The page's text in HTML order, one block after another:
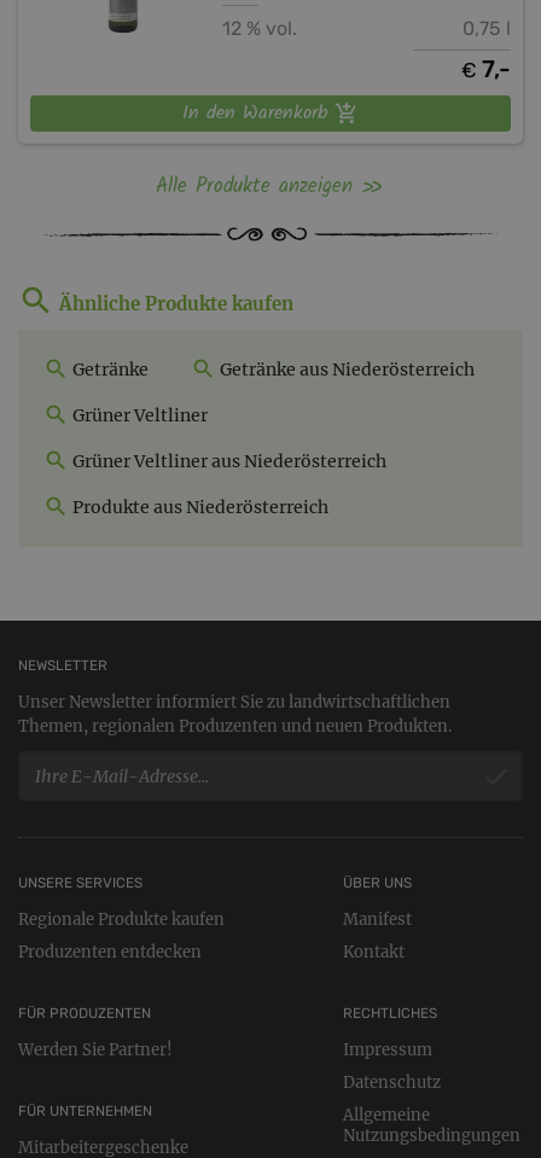
12 % vol. 0,75 l
€ 7,-
In den Warenkorb
Alle Produkte anzeigen
Ähnliche Produkte kaufen
Getränke Getränke aus Niederösterreich
Grüner Veltliner
Grüner Veltliner aus Niederösterreich
Produkte aus Niederösterreich
NEWSLETTER
Unser Newsletter informiert Sie zu landwirtschaftlichen
Themen, regionalen Produzenten und neuen Produkten.
UNSERE SERVICES
Regionale Produkte kaufen
Produzenten entdecken
FÜR PRODUZENTEN
Werden Sie Partner!
FÜR UNTERNEHMEN
Mitarbeitergeschenke
RECHTLICHES
Impressum
Datenschutz
Allgemeine
Nutzungsbedingungen
ÜBER UNS
Manifest
Kontakt